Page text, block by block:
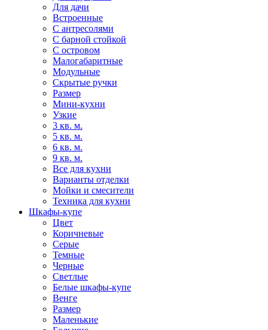
Для дачи
Встроенные
С антресолями
С барной стойкой
С островом
Малогабаритные
Модульные
Скрытые ручки
Размер
Мини-кухни
Узкие
3 кв. м.
5 кв. м.
6 кв. м.
9 кв. м.
Все для кухни
Варианты отделки
Мойки и смесители
Техника для кухни
Шкафы-купе
Цвет
Коричневые
Серые
Темные
Черные
Светлые
Белые шкафы-купе
Венге
Размер
Маленькие